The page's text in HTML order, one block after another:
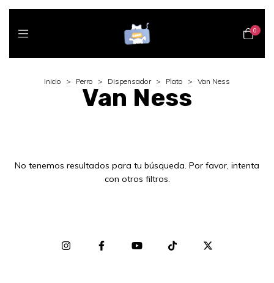
0
Inicio > Perro > Dispensador > Plato > Van Ness
Van Ness
No tenemos resultados para tu búsqueda. Por favor, intenta
con otros filtros.